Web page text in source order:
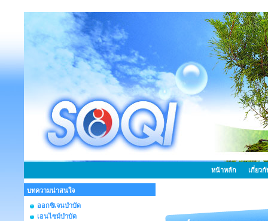
หน้าหลัก เกี่ยวกั
บทความน่าสนใจ
ออกซิเจนบำบัด
เอนไซม์บำบัด